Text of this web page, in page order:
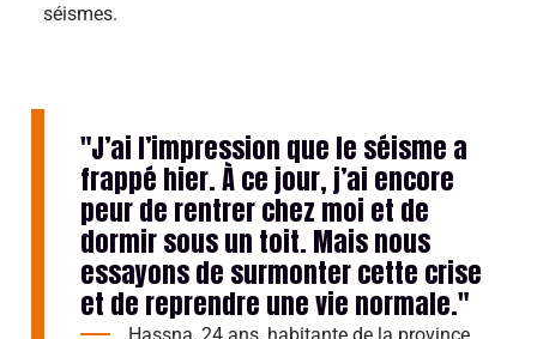
séismes.
"J’ai l’impression que le séisme a
frappé hier. À ce jour, j’ai encore
peur de rentrer chez moi et de
dormir sous un toit. Mais nous
essayons de surmonter cette crise
et de reprendre une vie normale."